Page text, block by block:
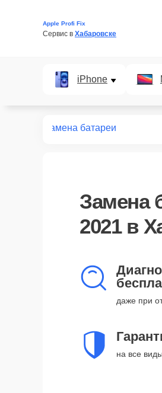
Apple Profi Fix
Сервис в Хабаровске
iPhone
Замена батареи
Замена
2021 в
даже при
на все